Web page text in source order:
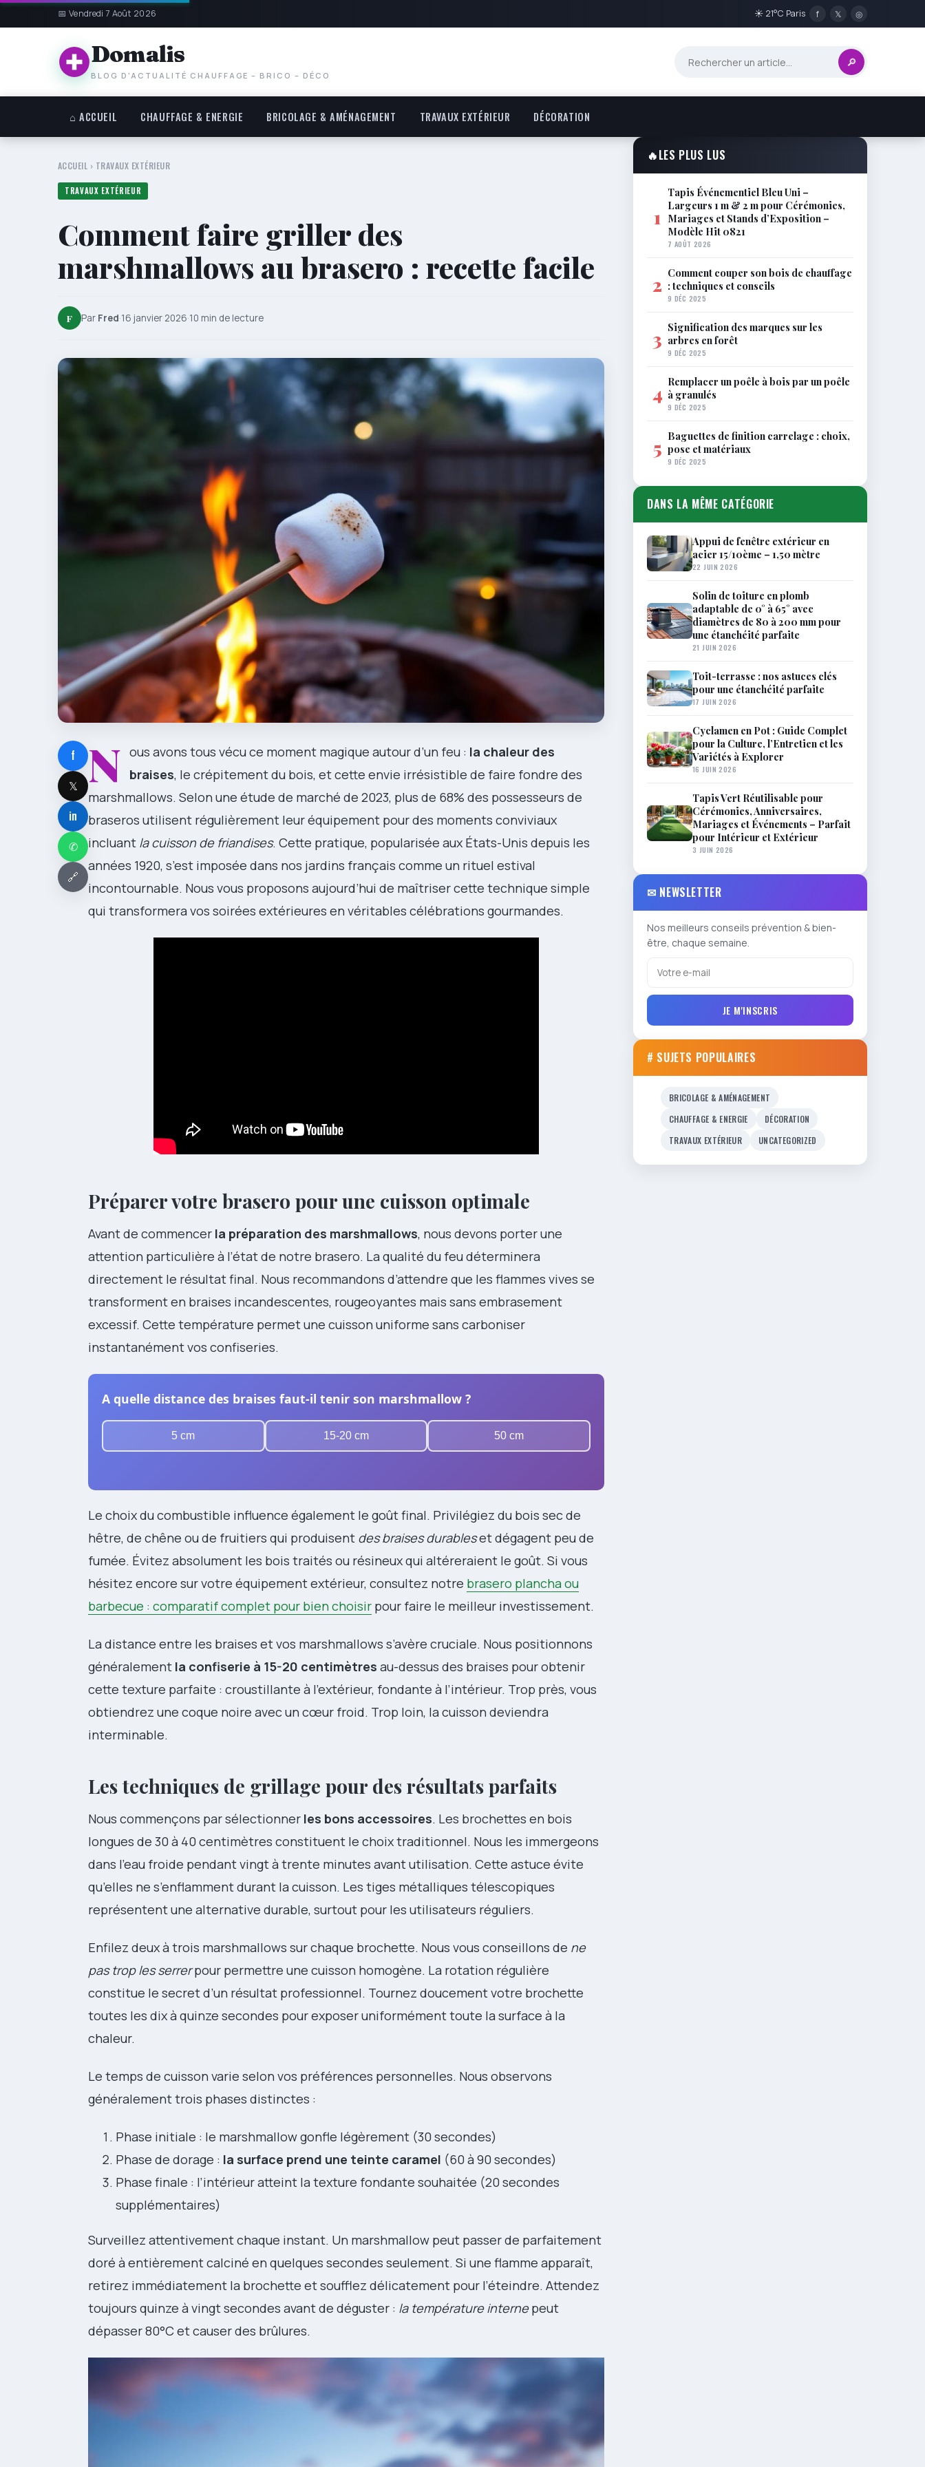
📅 Vendredi 7 Août 2026 ☀ 21°C Paris f 𝕏 ◎
Domalis
BLOG D'ACTUALITÉ CHAUFFAGE – BRICO – DÉCO
🔎
⌂ ACCUEIL CHAUFFAGE & ENERGIE BRICOLAGE & AMÉNAGEMENT TRAVAUX EXTÉRIEUR DÉCORATION
ACCUEIL › TRAVAUX EXTÉRIEUR
TRAVAUX EXTÉRIEUR
Comment faire griller des
marshmallows au brasero : recette facile
F Par Fred·16 janvier 2026·10 min de lecture
f
𝕏
in
✆
🔗
N ous avons tous vécu ce moment magique autour d’un feu : la chaleur des
braises, le crépitement du bois, et cette envie irrésistible de faire fondre des
marshmallows. Selon une étude de marché de 2023, plus de 68% des possesseurs de
braseros utilisent régulièrement leur équipement pour des moments conviviaux
incluant la cuisson de friandises. Cette pratique, popularisée aux États-Unis depuis les
années 1920, s’est imposée dans nos jardins français comme un rituel estival
incontournable. Nous vous proposons aujourd’hui de maîtriser cette technique simple
qui transformera vos soirées extérieures en véritables célébrations gourmandes.
Préparer votre brasero pour une cuisson optimale
Avant de commencer la préparation des marshmallows, nous devons porter une
attention particulière à l’état de notre brasero. La qualité du feu déterminera
directement le résultat final. Nous recommandons d’attendre que les flammes vives se
transforment en braises incandescentes, rougeoyantes mais sans embrasement
excessif. Cette température permet une cuisson uniforme sans carboniser
instantanément vos confiseries.
A quelle distance des braises faut-il tenir son marshmallow ?
5 cm 15-20 cm 50 cm
Le choix du combustible influence également le goût final. Privilégiez du bois sec de
hêtre, de chêne ou de fruitiers qui produisent des braises durableset dégagent peu de
fumée. Évitez absolument les bois traités ou résineux qui altéreraient le goût. Si vous
hésitez encore sur votre équipement extérieur, consultez notre brasero plancha ou
barbecue : comparatif complet pour bien choisir pour faire le meilleur investissement.
La distance entre les braises et vos marshmallows s’avère cruciale. Nous positionnons
généralement la confiserie à 15-20 centimètres au-dessus des braises pour obtenir
cette texture parfaite : croustillante à l’extérieur, fondante à l’intérieur. Trop près, vous
obtiendrez une coque noire avec un cœur froid. Trop loin, la cuisson deviendra
interminable.
Les techniques de grillage pour des résultats parfaits
Nous commençons par sélectionner les bons accessoires. Les brochettes en bois
longues de 30 à 40 centimètres constituent le choix traditionnel. Nous les immergeons
dans l’eau froide pendant vingt à trente minutes avant utilisation. Cette astuce évite
qu’elles ne s’enflamment durant la cuisson. Les tiges métalliques télescopiques
représentent une alternative durable, surtout pour les utilisateurs réguliers.
Enfilez deux à trois marshmallows sur chaque brochette. Nous vous conseillons de ne
pas trop les serrerpour permettre une cuisson homogène. La rotation régulière
constitue le secret d’un résultat professionnel. Tournez doucement votre brochette
toutes les dix à quinze secondes pour exposer uniformément toute la surface à la
chaleur.
Le temps de cuisson varie selon vos préférences personnelles. Nous observons
généralement trois phases distinctes :
Phase initiale : le marshmallow gonfle légèrement (30 secondes)
Phase de dorage : la surface prend une teinte caramel (60 à 90 secondes)
Phase finale : l’intérieur atteint la texture fondante souhaitée (20 secondes
supplémentaires)
Surveillez attentivement chaque instant. Un marshmallow peut passer de parfaitement
doré à entièrement calciné en quelques secondes seulement. Si une flamme apparaît,
retirez immédiatement la brochette et soufflez délicatement pour l’éteindre. Attendez
toujours quinze à vingt secondes avant de déguster : la température internepeut
dépasser 80°C et causer des brûlures.
🔥LES PLUS LUS
1
Tapis Événementiel Bleu Uni –
Largeurs 1 m & 2 m pour Cérémonies,
Mariages et Stands d’Exposition –
Modèle Hit 0821
7 AOÛT 2026
2 Comment couper son bois de chauffage
: techniques et conseils
9 DÉC 2025
3 Signification des marques sur les
arbres en forêt
9 DÉC 2025
4 Remplacer un poêle à bois par un poêle
à granulés
9 DÉC 2025
5 Baguettes de finition carrelage : choix,
pose et matériaux
9 DÉC 2025
DANS LA MÊME CATÉGORIE
Appui de fenêtre extérieur en
acier 15/10ème – 1,50 mètre
22 JUIN 2026
Solin de toiture en plomb
adaptable de 0° à 65° avec
diamètres de 80 à 200 mm pour
une étanchéité parfaite
21 JUIN 2026
Toit-terrasse : nos astuces clés
pour une étanchéité parfaite
17 JUIN 2026
Cyclamen en Pot : Guide Complet
pour la Culture, l’Entretien et les
Variétés à Explorer
16 JUIN 2026
Tapis Vert Réutilisable pour
Cérémonies, Anniversaires,
Mariages et Événements – Parfait
pour Intérieur et Extérieur
3 JUIN 2026
✉ NEWSLETTER
Nos meilleurs conseils prévention & bien-
être, chaque semaine.
JE M'INSCRIS
# SUJETS POPULAIRES
BRICOLAGE & AMÉNAGEMENT
CHAUFFAGE & ENERGIE
DÉCORATION
TRAVAUX EXTÉRIEUR
UNCATEGORIZED